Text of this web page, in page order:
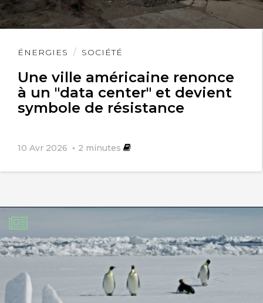
ÉNERGIES SOCIÉTÉ
Une ville américaine renonce
à un "data center" et devient
symbole de résistance
10 Avr 2026 2 minutes
Lire